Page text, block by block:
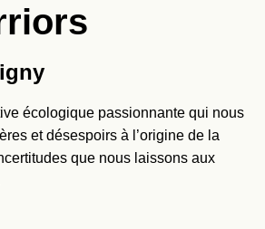
écologique passionnante qui nous
et désespoirs à l’origine de la
que nous laissons aux